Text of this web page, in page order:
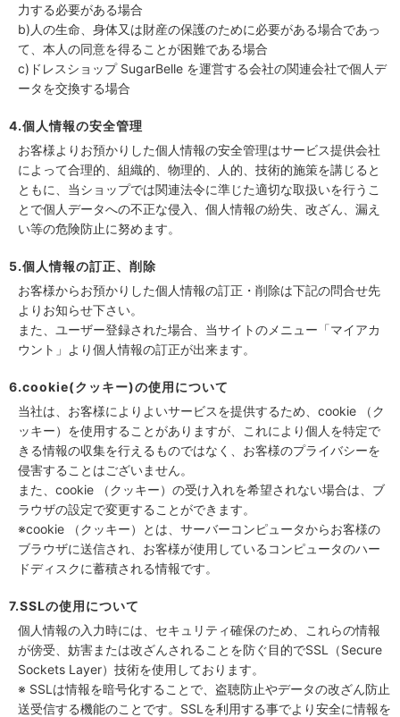
力する必要がある場合
b)人の生命、身体又は財産の保護のために必要がある場合であっ
て、本人の同意を得ることが困難である場合
c)ドレスショップ SugarBelle を運営する会社の関連会社で個人デ
ータを交換する場合
4.個人情報の安全管理
お客様よりお預かりした個人情報の安全管理はサービス提供会社
によって合理的、組織的、物理的、人的、技術的施策を講じると
ともに、当ショップでは関連法令に準じた適切な取扱いを行うこ
とで個人データへの不正な侵入、個人情報の紛失、改ざん、漏え
い等の危険防止に努めます。
5.個人情報の訂正、削除
お客様からお預かりした個人情報の訂正・削除は下記の問合せ先
よりお知らせ下さい。
また、ユーザー登録された場合、当サイトのメニュー「マイアカ
ウント」より個人情報の訂正が出来ます。
6.cookie(クッキー)の使用について
当社は、お客様によりよいサービスを提供するため、cookie （ク
ッキー）を使用することがありますが、これにより個人を特定で
きる情報の収集を行えるものではなく、お客様のプライバシーを
侵害することはございません。
また、cookie （クッキー）の受け入れを希望されない場合は、ブ
ラウザの設定で変更することができます。
※cookie （クッキー）とは、サーバーコンピュータからお客様の
ブラウザに送信され、お客様が使用しているコンピュータのハー
ドディスクに蓄積される情報です。
7.SSLの使用について
個人情報の入力時には、セキュリティ確保のため、これらの情報
が傍受、妨害または改ざんされることを防ぐ目的でSSL（Secure
Sockets Layer）技術を使用しております。
※ SSLは情報を暗号化することで、盗聴防止やデータの改ざん防止
送受信する機能のことです。SSLを利用する事でより安全に情報を